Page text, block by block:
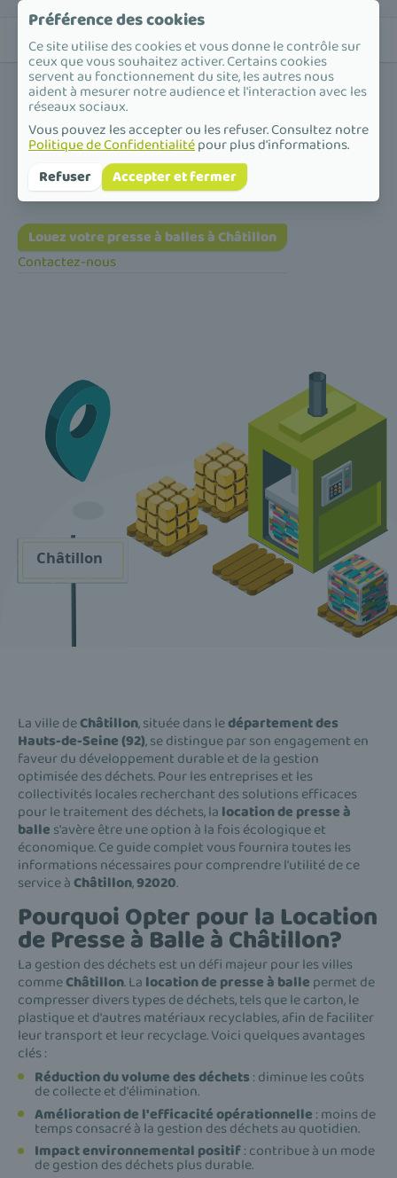
Accueil /Presse à balles /Île-de-France /Hauts-de-Seine /Châtillon
Presse à balles à Châtillon
Louez votre presse à balles à Châtillon
Contactez-nous
La ville deChâtillon, située dans ledépartement des
Hauts-de-Seine (92), se distingue par son engagement en
faveur du développement durable et de la gestion
optimisée des déchets. Pour les entreprises et les
collectivités locales recherchant des solutions efficaces
pour le traitement des déchets, la location de presse à
balle s'avère être une option à la fois écologique et
économique. Ce guide complet vous fournira toutes les
informations nécessaires pour comprendre l'utilité de ce
service àChâtillon,92020.
Pourquoi Opter pour la Location
de Presse à Balle à Châtillon?
La gestion des déchets est un défi majeur pour les villes
commeChâtillon. La location de presse à balle permet de
compresser divers types de déchets, tels que le carton, le
plastique et d'autres matériaux recyclables, afin de faciliter
leur transport et leur recyclage. Voici quelques avantages
clés :
Réduction du volume des déchets : diminue les coûts
de collecte et d'élimination.
Amélioration de l'efficacité opérationnelle : moins de
temps consacré à la gestion des déchets au quotidien.
Impact environnemental positif: contribue à un mode
de gestion des déchets plus durable.
Préférence des cookies
Ce site utilise des cookies et vous donne le contrôle sur
ceux que vous souhaitez activer. Certains cookies
servent au fonctionnement du site, les autres nous
aident à mesurer notre audience et l'interaction avec les
réseaux sociaux.
Vous pouvez les accepter ou les refuser. Consultez notre
Politique de Confidentialitépour plus d'informations.
Refuser
Accepter et fermer